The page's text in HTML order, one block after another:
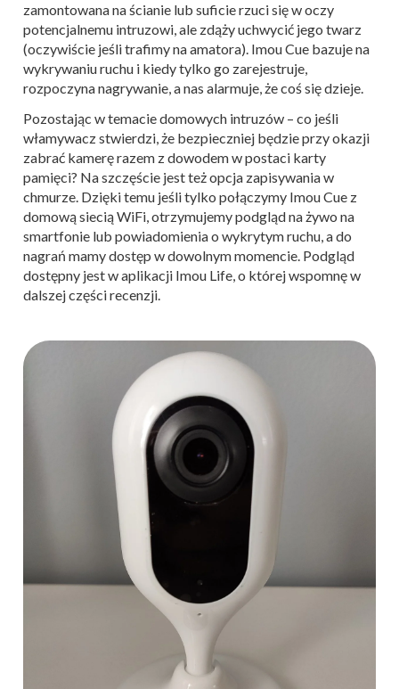
zamontowana na ścianie lub suficie rzuci się w oczy
potencjalnemu intruzowi, ale zdąży uchwycić jego twarz
(oczywiście jeśli trafimy na amatora). Imou Cue bazuje na
wykrywaniu ruchu i kiedy tylko go zarejestruje,
rozpoczyna nagrywanie, a nas alarmuje, że coś się dzieje.
Pozostając w temacie domowych intruzów – co jeśli
włamywacz stwierdzi, że bezpieczniej będzie przy okazji
zabrać kamerę razem z dowodem w postaci karty
pamięci? Na szczęście jest też opcja zapisywania w
chmurze. Dzięki temu jeśli tylko połączymy Imou Cue z
domową siecią WiFi, otrzymujemy podgląd na żywo na
smartfonie lub powiadomienia o wykrytym ruchu, a do
nagrań mamy dostęp w dowolnym momencie. Podgląd
dostępny jest w aplikacji Imou Life, o której wspomnę w
dalszej części recenzji.